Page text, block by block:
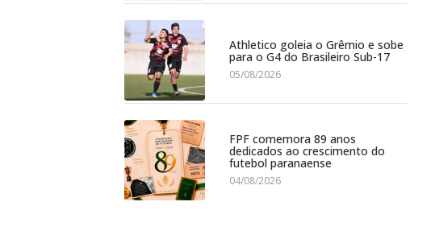
Athletico goleia o Grêmio e sobe
para o G4 do Brasileiro Sub-17
05/08/2026
FPF comemora 89 anos
dedicados ao crescimento do
futebol paranaense
04/08/2026